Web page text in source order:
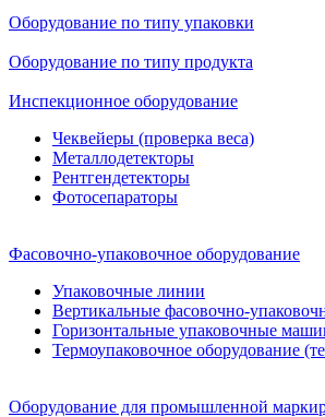
Оборудование по типу упаковки
Оборудование по типу продукта
Инспекционное оборудование
Чеквейеры (проверка веса)
Металлодетекторы
Рентгендетекторы
Фотосепараторы
Фасовочно-упаковочное оборудование
Упаковочные линии
Вертикальные фасовочно-
Горизонтальные упаковочные
Термоупаковочное оборудование
Оборудование для промышленной